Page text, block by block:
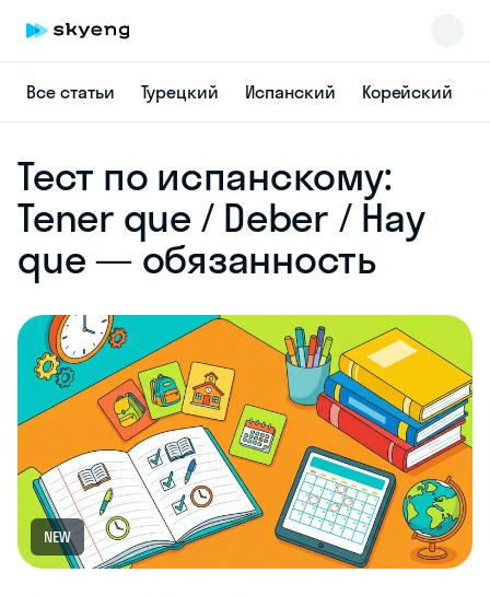
Все статьи Турецкий Испанский Корейский
Тест по испанскому:
Tener que / Deber / Hay
que — обязанность
NEW
online